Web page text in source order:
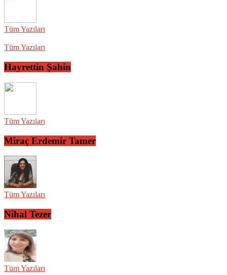
Tüm Yazıları
Tüm Yazıları
Hayrettin Şahin
Tüm Yazıları
Miraç Erdemir Tamer
Tüm Yazıları
Nihal Tezer
Tüm Yazıları